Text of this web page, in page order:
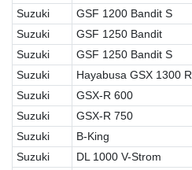
Suzuki
GSF 1200 Bandit S
Suzuki
GSF 1250 Bandit
Suzuki
GSF 1250 Bandit S
Suzuki
Hayabusa GSX 1300 R
Suzuki
GSX-R 600
Suzuki
GSX-R 750
Suzuki
B-King
Suzuki
DL 1000 V-Strom